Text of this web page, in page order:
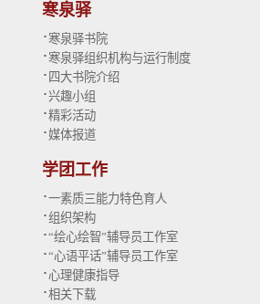
寒泉驿
· 寒泉驿书院
· 寒泉驿组织机构与运行制度
· 四大书院介绍
·兴趣小组
·精彩活动
·媒体报道
学团工作
·一素质三能力特色育人
·组织架构
·“绘心绘智”辅导员工作室
·“心语平话”辅导员工作室
·心理健康指导
·相关下载